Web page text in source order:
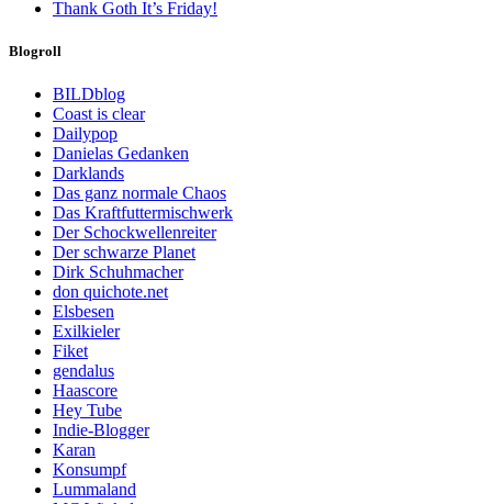
Thank Goth It’s Friday!
Blogroll
BILDblog
Coast is clear
Dailypop
Danielas Gedanken
Darklands
Das ganz normale Chaos
Das Kraftfuttermischwerk
Der Schockwellenreiter
Der schwarze Planet
Dirk Schuhmacher
don quichote.net
Elsbesen
Exilkieler
Fiket
gendalus
Haascore
Hey Tube
Indie-Blogger
Karan
Konsumpf
Lummaland